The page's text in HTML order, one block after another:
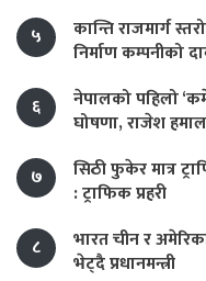
५
कान्ति राजमार्ग
निर्माण कम्पनीको
६
नेपालको पहिलो
घोषणा, राजेश
७
सिठी फुकेर मात्र
: ट्राफिक प्रहरी
८
भारत चीन र
भेट्दै प्रधानमन्त्री